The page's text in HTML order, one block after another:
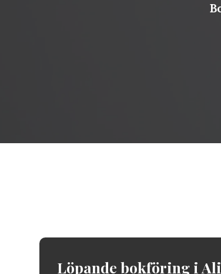
Löpande bokföring i